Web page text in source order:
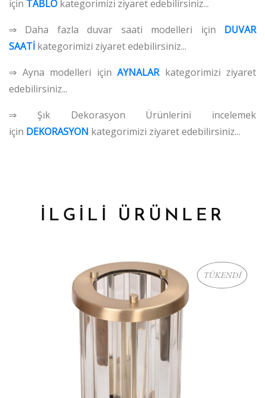
için TABLO kategorimizi ziyaret edebilirsiniz...
⇒ Daha fazla duvar saati modelleri için DUVAR
SAATİ kategorimizi ziyaret edebilirsiniz...
⇒ Ayna modelleri için AYNALARkategorimizi ziyaret
edebilirsiniz...
⇒ Şık Dekorasyon Ürünlerini incelemek
için DEKORASYON kategorimizi ziyaret edebilirsiniz...
İLGİLİ ÜRÜNLER
TÜKENDİ